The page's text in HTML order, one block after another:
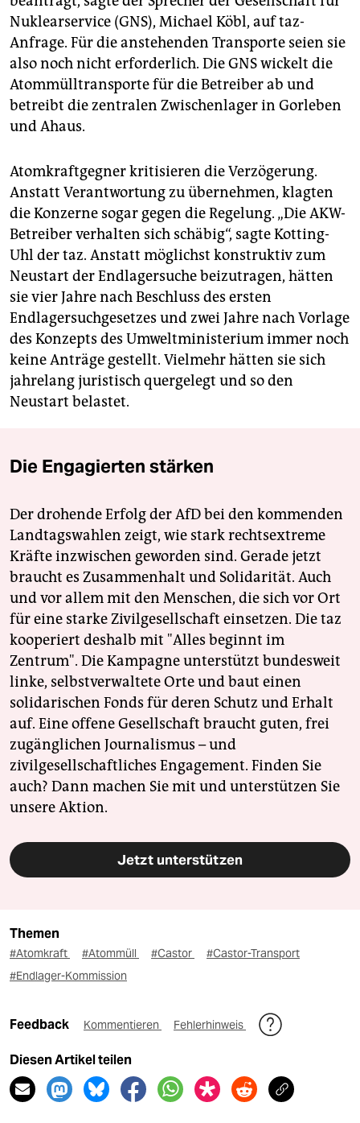
Nuklearservice (GNS), Michael Köbl, auf taz-
Anfrage. Für die anstehenden Transporte seien sie
also noch nicht erforderlich. Die GNS wickelt die
Atommülltransporte für die Betreiber ab und
betreibt die zentralen Zwischenlager in Gorleben
und Ahaus.
Atomkraftgegner kritisieren die Verzögerung.
Anstatt Verantwortung zu übernehmen, klagten
die Konzerne sogar gegen die Regelung. „Die AKW-
Betreiber verhalten sich schäbig“, sagte Kotting-
Uhl der taz. Anstatt möglichst konstruktiv zum
Neustart der Endlagersuche beizutragen, hätten
sie vier Jahre nach Beschluss des ersten
Endlagersuchgesetzes und zwei Jahre nach Vorlage
des Konzepts des Umweltministerium immer noch
keine Anträge gestellt. Vielmehr hätten sie sich
jahrelang juristisch quergelegt und so den
Neustart belastet.
Die Engagierten stärken
Der drohende Erfolg der AfD bei den kommenden
Landtagswahlen zeigt, wie stark rechtsextreme
Kräfte inzwischen geworden sind. Gerade jetzt
braucht es Zusammenhalt und Solidarität. Auch
und vor allem mit den Menschen, die sich vor Ort
für eine starke Zivilgesellschaft einsetzen. Die taz
kooperiert deshalb mit "Alles beginnt im
Zentrum". Die Kampagne unterstützt bundesweit
linke, selbstverwaltete Orte und baut einen
solidarischen Fonds für deren Schutz und Erhalt
auf. Eine offene Gesellschaft braucht guten, frei
zugänglichen Journalismus – und
zivilgesellschaftliches Engagement. Finden Sie
auch? Dann machen Sie mit und unterstützen Sie
unsere Aktion.
Jetzt unterstützen
Themen
#Atomkraft #Atommüll #Castor
#Castor-Transport
#Endlager-Kommission
Feedback Kommentieren Fehlerhinweis
Diesen Artikel teilen